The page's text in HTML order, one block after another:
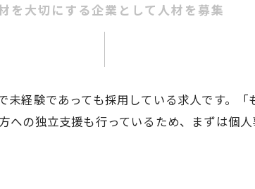
を大切にする企業として人材を募集
経験であっても採用している求人です。
の独立支援も行っているため、まずは個